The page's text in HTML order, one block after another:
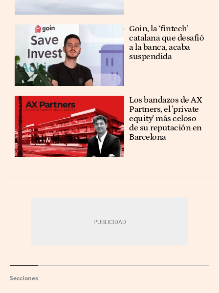
Goin, la ‘fintech’
catalana que desafió
a la banca, acaba
suspendida
Los bandazos de AX
Partners, el 'private
equity' más celoso
de su reputación en
Barcelona
Secciones